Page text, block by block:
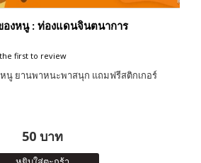
องหนู : ท่องแดนจินตนาการ
first to review
นู ยานพาหนะพาสนุก แถมฟรีสติกเกอร์
50 บาท